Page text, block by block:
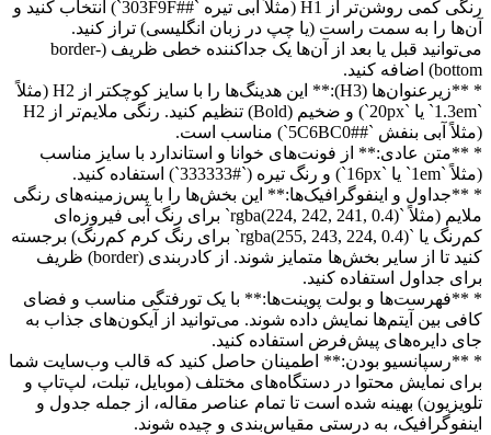
رنگی کمی روشن‌تر از H1 (مثلاً آبی تیره `##303F9F`) انتخاب کنید و
آن‌ها را به سمت راست (یا چپ در زبان انگلیسی) تراز کنید.
می‌توانید قبل یا بعد از آن‌ها یک جداکننده خطی ظریف (border-
bottom) اضافه کنید.
* **زیرعنوان‌ها (H3):** این هدینگ‌ها را با سایز کوچکتر از H2 (مثلاً
`1.3em` یا `20px`) و ضخیم (Bold) تنظیم کنید. رنگی ملایم‌تر از H2
(مثلاً آبی بنفش `##5C6BC0`) مناسب است.
* **متن عادی:** از فونت‌های خوانا و استاندارد با سایز مناسب
(مثلاً `1em` یا `16px`) و رنگ تیره (`#333333`) استفاده کنید.
* **جداول و اینفوگرافیک‌ها:** این بخش‌ها را با پس‌زمینه‌های رنگی
ملایم (مثلاً `rgba(224, 242, 241, 0.4)` برای رنگ آبی فیروزه‌ای
کم‌رنگ یا `rgba(255, 243, 224, 0.4)` برای رنگ کرم کم‌رنگ) برجسته
کنید تا از سایر بخش‌ها متمایز شوند. از کادربندی (border) ظریف
برای جداول استفاده کنید.
* **فهرست‌ها و بولت پوینت‌ها:** با یک تورفتگی مناسب و فضای
کافی بین آیتم‌ها نمایش داده شوند. می‌توانید از آیکون‌های جذاب به
جای دایره‌های پیش‌فرض استفاده کنید.
* **رسپانسیو بودن:** اطمینان حاصل کنید که قالب وب‌سایت شما
برای نمایش محتوا در دستگاه‌های مختلف (موبایل، تبلت، لپ‌تاپ و
تلویزیون) بهینه شده است تا تمام عناصر مقاله، از جمله جدول و
اینفوگرافیک، به درستی مقیاس‌بندی و چیده شوند.